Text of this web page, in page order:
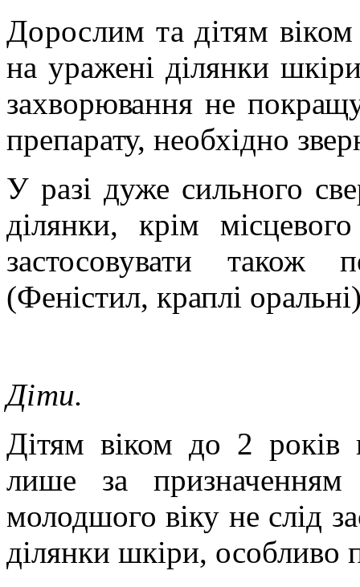
Дорослим та дітям віком
на уражені ділянки
захворювання не
препарату, необхідно
У разі дуже сильного
ділянки, крім
застосовувати також
(Феністил, краплі
Діти.
Дітям віком до 2 років
лише за
молодшого віку не слід
ділянки шкіри, особливо